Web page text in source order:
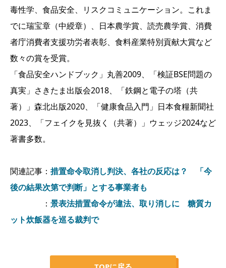
毒性学、食品安全、リスクコミュニケーション。これま
でに瑞宝章（中綬章）、日本農学賞、読売農学賞、消費
者庁消費者支援功労者表彰、食料産業特別貢献大賞など
数々の賞を受賞。
「食品安全ハンドブック」丸善2009、「検証BSE問題の
真実」さきたま出版会2018、「鉄鋼と電子の塔（共
著）」森北出版2020、「健康食品入門」日本食糧新聞社
2023、「フェイクを見抜く（共著）」ウェッジ2024など
著書多数。
関連記事： 措置命令取消し判決、各社の反応は？ 「今
後の結果次第で判断」とする事業者も
： 景表法措置命令が違法、取り消しに 糖質カ
ット炊飯器を巡る裁判で